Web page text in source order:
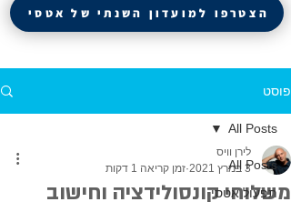
הצטרפו למועדון השנתי של אטסי
פוסט
All Posts
תפעול אטסי
All Posts
משלוחי קונסולידציה וחישוב
לירן וויס
3 במרץ 2021
זמן קריאה 1 דקות